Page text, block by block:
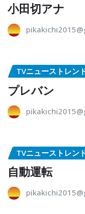
小田切アナ
TVニューストレン
プレバン
TVニューストレン
自動運転